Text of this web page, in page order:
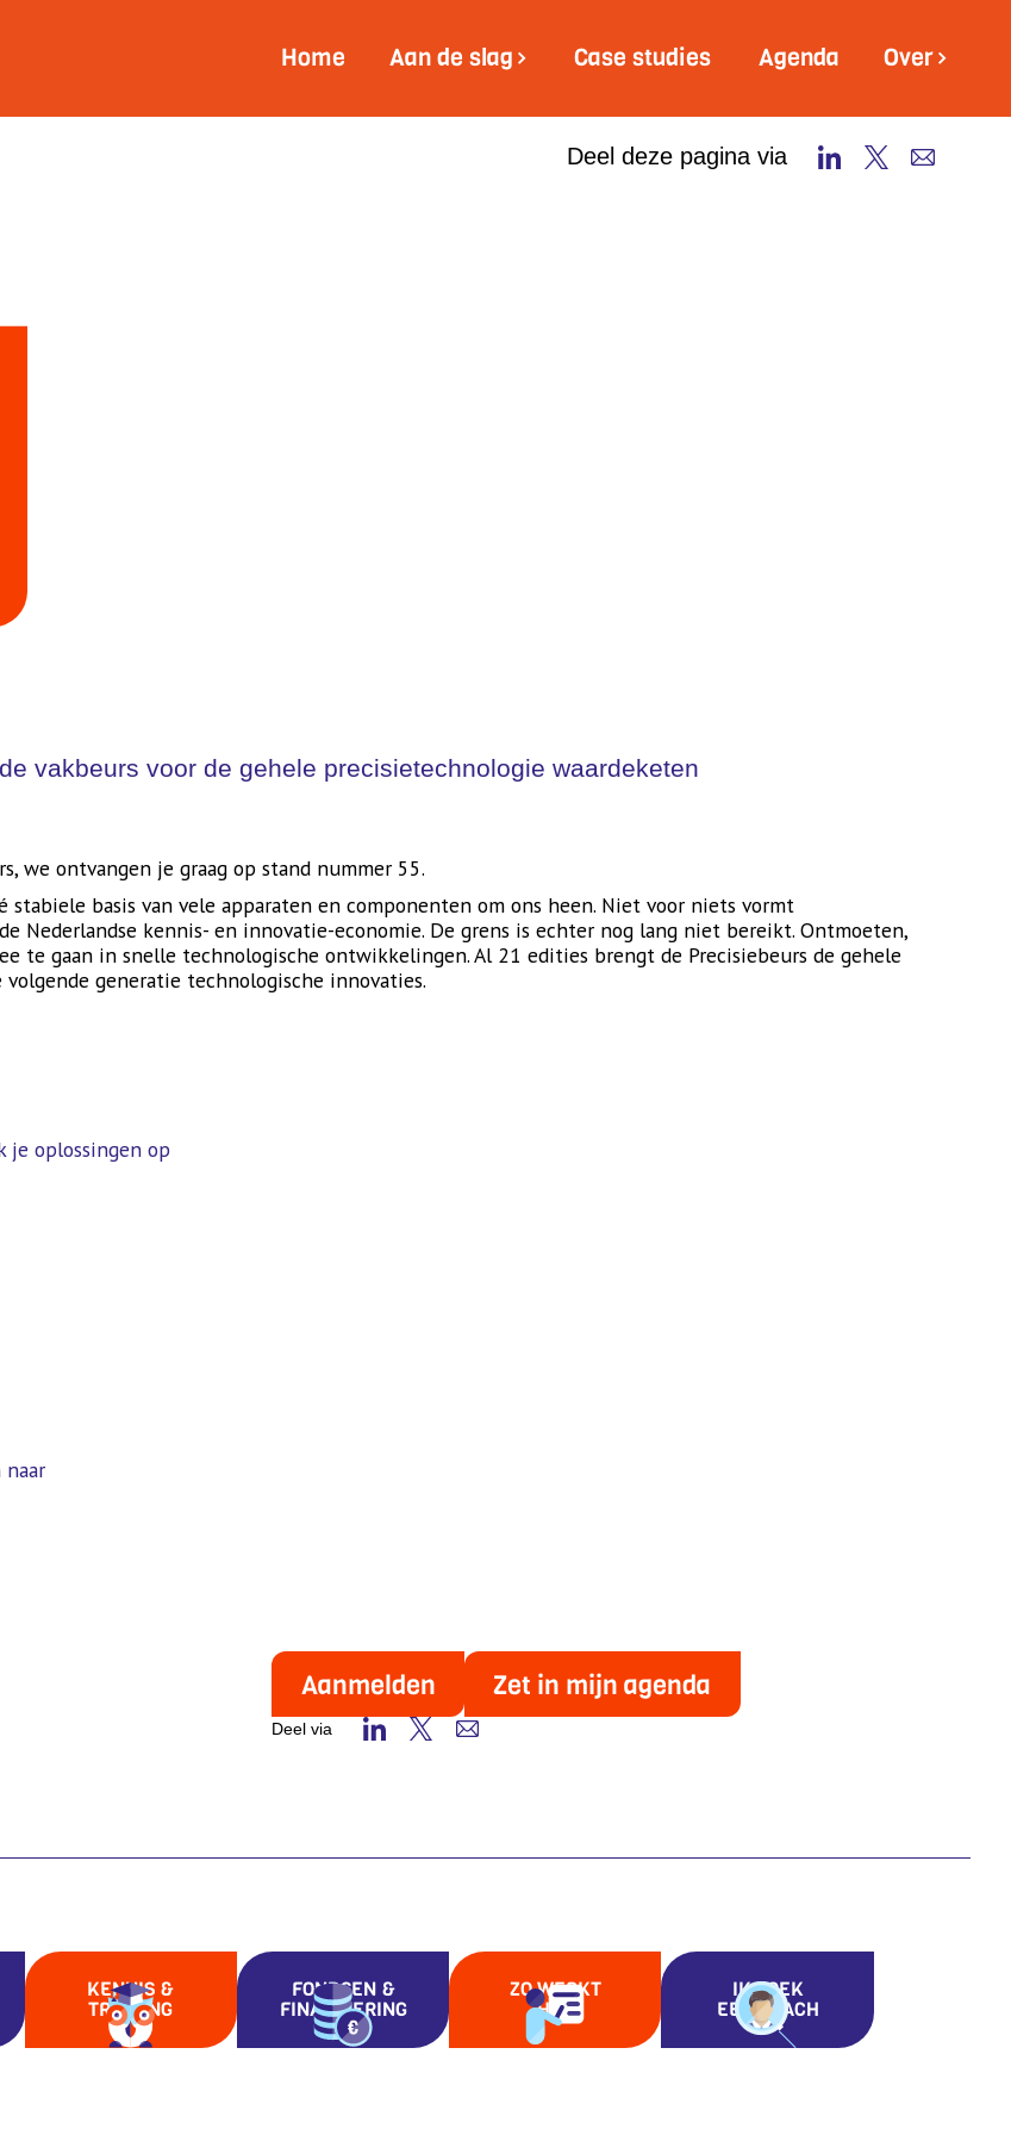
Home Aan de slag Case studies Agenda Over
Deel deze pagina via
vakbeurs voor de gehele precisietechnologie waardeketen
we ontvangen je graag op stand nummer 55.
basis van vele apparaten en componenten om ons heen. Niet voor niets vormt
Nederlandse kennis- en innovatie-economie. De grens is echter nog lang niet bereikt. Ontmoeten,
te gaan in snelle technologische ontwikkelingen. Al 21 edities brengt de Precisiebeurs de gehele
generatie technologische innovaties.
je oplossingen op
Aanmelden Zet in mijn agenda
Deel via
KENNIS &
TRAINING
FONDSEN &
FINANCIERING
ZO WERKT
HET
IK ZOEK
EEN COACH